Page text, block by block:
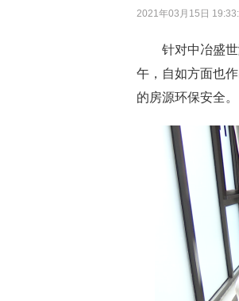
2021年03月15日
针对中冶盛世
午，自如方面也
的房源环保安全。